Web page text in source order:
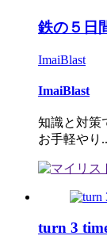
鉄の５日
ImaiBlast
ImaiBlast
知識と対策
お手軽やり
turn 3